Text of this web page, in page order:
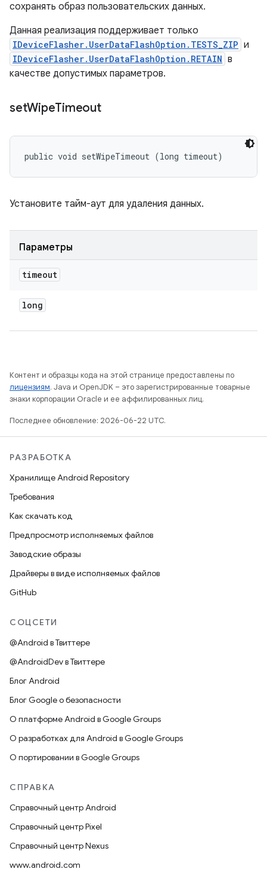
сохранять образ пользовательских данных.
Данная реализация поддерживает только
IDeviceFlasher.UserDataFlashOption.TESTS_ZIP и
IDeviceFlasher.UserDataFlashOption.RETAIN в
качестве допустимых параметров.
setWipeTimeout
public void setWipeTimeout (long timeout)
Установите тайм-аут для удаления данных.
Параметры
timeout
long
Контент и образцы кода на этой странице предоставлены по
лицензиям. Java и OpenJDK – это зарегистрированные товарные
знаки корпорации Oracle и ее аффилированных лиц.
Последнее обновление: 2026-06-22 UTC.
РАЗРАБОТКА
Хранилище Android Repository
Требования
Как скачать код
Предпросмотр исполняемых файлов
Заводские образы
Драйверы в виде исполняемых файлов
GitHub
СОЦСЕТИ
@Android в Твиттере
@AndroidDev в Твиттере
Блог Android
Блог Google о безопасности
О платформе Android в Google Groups
О разработках для Android в Google Groups
О портировании в Google Groups
СПРАВКА
Справочный центр Android
Справочный центр Pixel
Справочный центр Nexus
www.android.com